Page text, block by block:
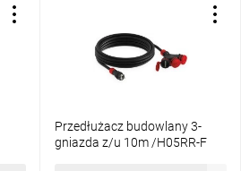
Przedłużacz budowlany 3-
gniazda z/u 10m /H05RR-F